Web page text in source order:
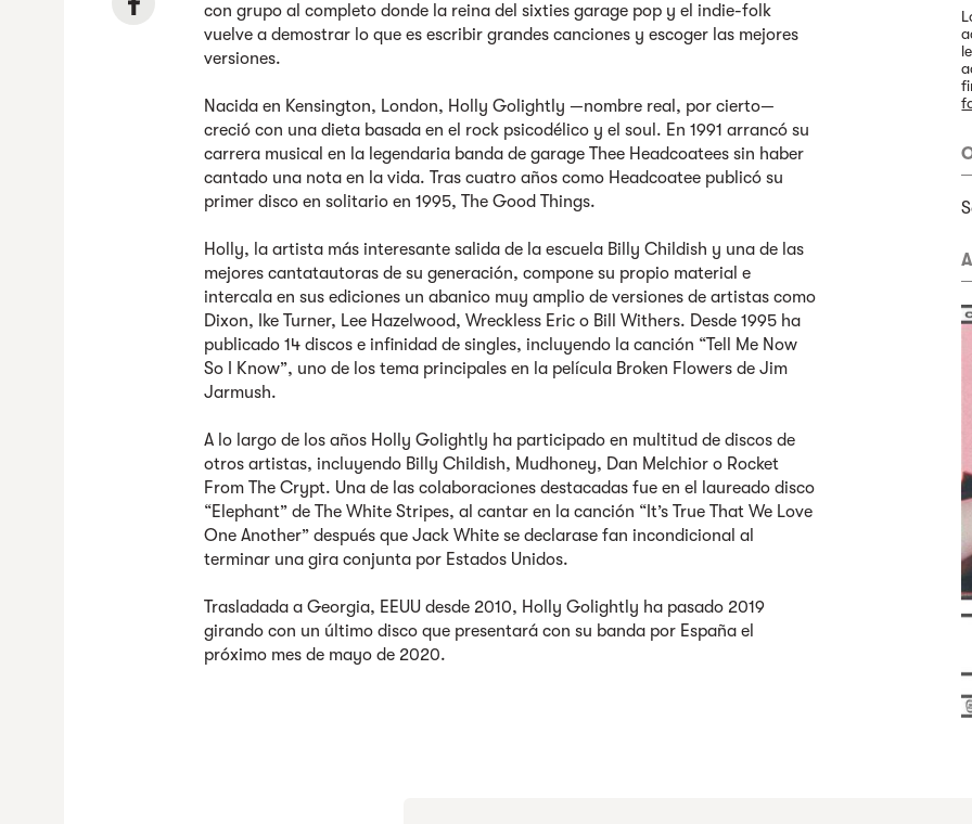
con grupo al completo donde la reina del sixties garage pop y el indie-folk
vuelve a demostrar lo que es escribir grandes canciones y escoger las mejores
versiones.
Nacida en Kensington, London, Holly Golightly —nombre real, por cierto—
creció con una dieta basada en el rock psicodélico y el soul. En 1991 arrancó su
carrera musical en la legendaria banda de garage Thee Headcoatees sin haber
cantado una nota en la vida. Tras cuatro años como Headcoatee publicó su
primer disco en solitario en 1995, The Good Things.
Holly, la artista más interesante salida de la escuela Billy Childish y una de las
mejores cantatautoras de su generación, compone su propio material e
intercala en sus ediciones un abanico muy amplio de versiones de artistas como
Dixon, Ike Turner, Lee Hazelwood, Wreckless Eric o Bill Withers. Desde 1995 ha
publicado 14 discos e infinidad de singles, incluyendo la canción “Tell Me Now
So I Know”, uno de los tema principales en la película Broken Flowers de Jim
Jarmush.
A lo largo de los años Holly Golightly ha participado en multitud de discos de
otros artistas, incluyendo Billy Childish, Mudhoney, Dan Melchior o Rocket
From The Crypt. Una de las colaboraciones destacadas fue en el laureado disco
“Elephant” de The White Stripes, al cantar en la canción “It’s True That We Love
One Another” después que Jack White se declarase fan incondicional al
terminar una gira conjunta por Estados Unidos.
Trasladada a Georgia, EEUU desde 2010, Holly Golightly ha pasado 2019
girando con un último disco que presentará con su banda por España el
próximo mes de mayo de 2020.